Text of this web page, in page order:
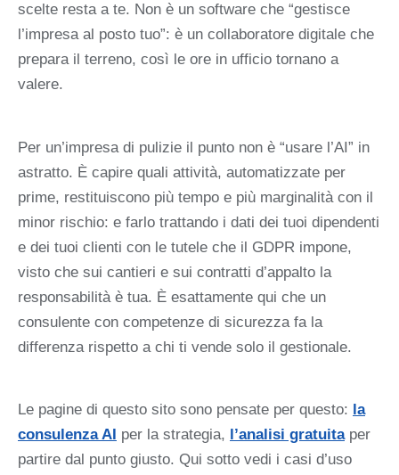
scelte resta a te. Non è un software che “gestisce
l’impresa al posto tuo”: è un collaboratore digitale che
prepara il terreno, così le ore in ufficio tornano a
valere.
Per un’impresa di pulizie il punto non è “usare l’AI” in
astratto. È capire quali attività, automatizzate per
prime, restituiscono più tempo e più marginalità con il
minor rischio: e farlo trattando i dati dei tuoi dipendenti
e dei tuoi clienti con le tutele che il GDPR impone,
visto che sui cantieri e sui contratti d’appalto la
responsabilità è tua. È esattamente qui che un
consulente con competenze di sicurezza fa la
differenza rispetto a chi ti vende solo il gestionale.
Le pagine di questo sito sono pensate per questo: la
consulenza AI per la strategia, l’analisi gratuitaper
partire dal punto giusto. Qui sotto vedi i casi d’uso